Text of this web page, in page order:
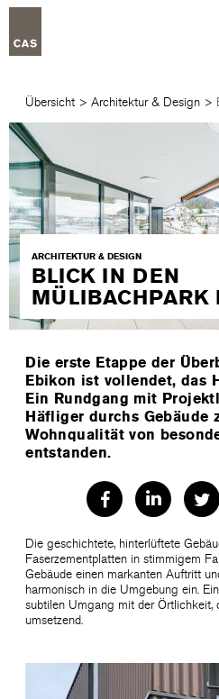
Übersicht> Architektur & Design>
ARCHITEKTUR & DESIGN
BLICK IN DEN
MÜLIBACHPARK
Die erste Etappe der
Ebikon ist vollendet, das
Ein Rundgang mit
Häfliger durchs Gebäude
Wohnqualität von
entstanden.
Die geschichtete, hinterlüftete
Faserzementplatten in stimmigem
Gebäude einen markanten Auftritt
harmonisch in die Umgebung ein.
subtilen Umgang mit der Örtlichkeit,
umsetzend.